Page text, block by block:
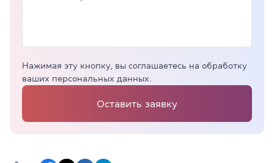
Нажимая эту кнопку, вы соглашаетесь на обработку
ваших персональных данных.
Оставить заявку